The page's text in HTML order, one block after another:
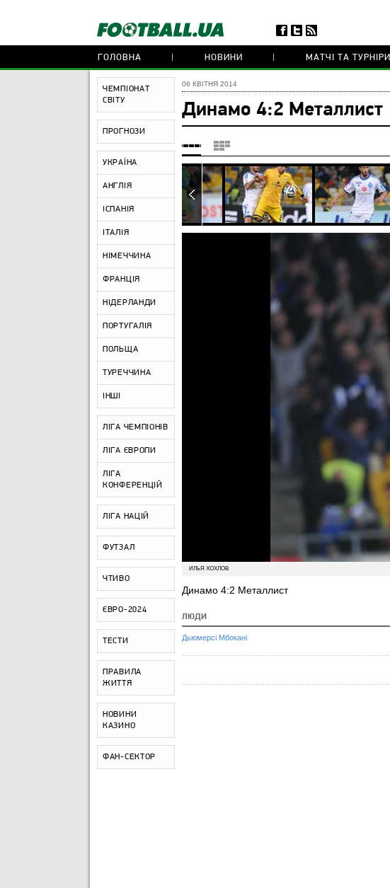
ГОЛОВНА НОВИНИ МАТЧІ ТА ТУРНІРИ
ЧЕМПІОНАТ
СВІТУ
ПРОГНОЗИ
УКРАЇНА
АНГЛІЯ
ІСПАНІЯ
ІТАЛІЯ
НІМЕЧЧИНА
ФРАНЦІЯ
НІДЕРЛАНДИ
ПОРТУГАЛІЯ
ПОЛЬЩА
ТУРЕЧЧИНА
ІНШІ
ЛІГА ЧЕМПІОНІВ
ЛІГА ЄВРОПИ
ЛІГА
КОНФЕРЕНЦІЙ
ЛІГА НАЦІЙ
ФУТЗАЛ
ЧТИВО
ЄВРО-2024
ТЕСТИ
ПРАВИЛА
ЖИТТЯ
НОВИНИ
КАЗИНО
ФАН-СЕКТОР
06 КВІТНЯ 2014
Динамо 4:2 Металлист
ИЛЬЯ ХОХЛОВ
Динамо 4:2 Металлист
ЛЮДИ
Дьюмерсі Мбокані